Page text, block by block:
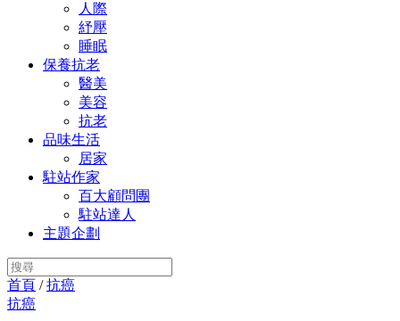
人際
紓壓
睡眠
保養抗老
醫美
美容
抗老
品味生活
居家
駐站作家
百大顧問團
駐站達人
主題企劃
首頁 /抗癌
抗癌